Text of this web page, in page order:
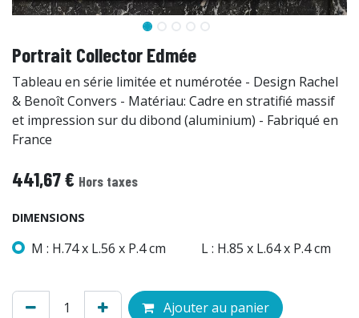
Portrait Collector Edmée
Tableau en série limitée et numérotée - Design Rachel
& Benoît Convers - Matériau: Cadre en stratifié massif
et impression sur du dibond (aluminium) - Fabriqué en
France
441,67€ Hors taxes
DIMENSIONS
M : H.74 x L.56 x P.4 cm L : H.85 x L.64 x P.4 cm
Ajouter au panier